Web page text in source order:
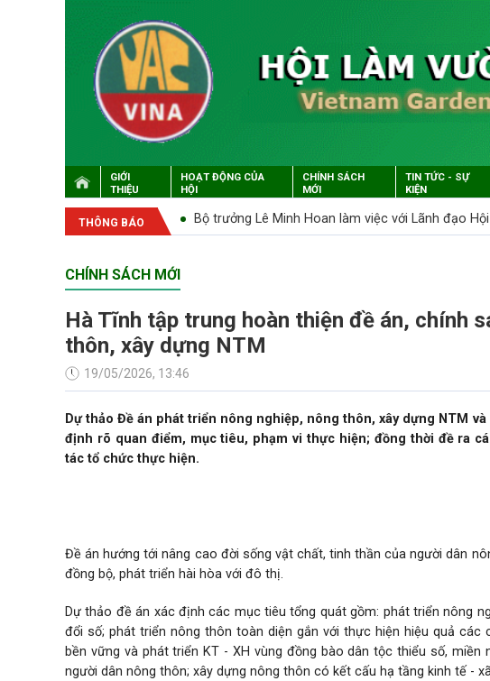
GIỚI
THIỆU
HOẠT ĐỘNG CỦA
HỘI
CHÍNH SÁCH
MỚI
TIN TỨC - SỰ
KIỆN
THÔNG BÁO
lớn sau 'siêu bão' lịch sử Bộ trưởng Lê Minh Hoan làm việc với Lãnh đạo
CHÍNH SÁCH MỚI
Hà Tĩnh tập trung hoàn thiện đề án, chính
thôn, xây dựng NTM
19/05/2026, 13:46
Dự thảo Đề án phát triển nông nghiệp, nông thôn, xây dựng NTM
định rõ quan điểm, mục tiêu, phạm vi thực hiện; đồng thời đề ra
tác tổ chức thực hiện.
Đề án hướng tới nâng cao đời sống vật chất, tinh thần của người dân
đồng bộ, phát triển hài hòa với đô thị.
Dự thảo đề án xác định các mục tiêu tổng quát gồm: phát triển nông
đổi số; phát triển nông thôn toàn diện gắn với thực hiện hiệu quả
bền vững và phát triển KT - XH vùng đồng bào dân tộc thiểu số,
người dân nông thôn; xây dựng nông thôn có kết cấu hạ tầng kinh tế -